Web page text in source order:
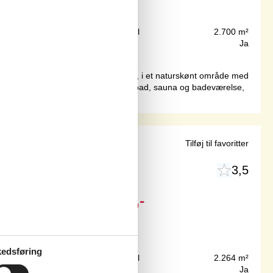
Grundareal
2.700 m²
Ja
med græsplæne, nær stranden, i et naturskønt område med
swimmingpoolen, 2 pers. spabad, sauna og badeværelse,
3,5
2.940,-
Grundareal
2.264 m²
Ja
Tilføj til favoritter